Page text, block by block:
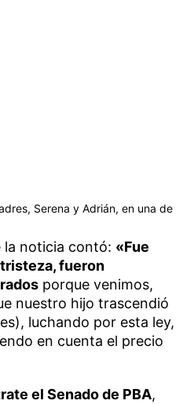
Serena y Adrián, en una de
la noticia contó: «Fue
fueron
porque venimos,
nuestro hijo trascendió
luchando por esta ley,
en cuenta el precio
el Senado de PBA,